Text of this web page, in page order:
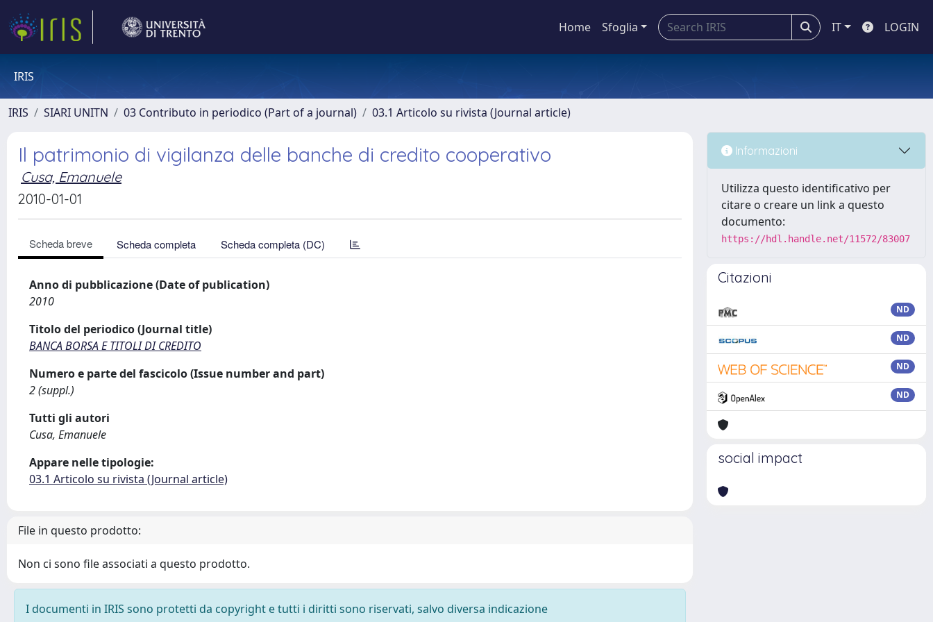
Home Sfoglia IT LOGIN
IRIS
IRIS SIARI UNITN 03 Contributo in periodico (Part of a journal) 03.1 Articolo su rivista (Journal article)
Il patrimonio di vigilanza delle banche di credito cooperativo
Cusa, Emanuele
2010-01-01
Scheda breve Scheda completa Scheda completa (DC)
Anno di pubblicazione (Date of publication)
2010
Titolo del periodico (Journal title)
BANCA BORSA E TITOLI DI CREDITO
Numero e parte del fascicolo (Issue number and part)
2 (suppl.)
Tutti gli autori
Cusa, Emanuele
Appare nelle tipologie:
03.1 Articolo su rivista (Journal article)
File in questo prodotto:
Non ci sono file associati a questo prodotto.
I documenti in IRIS sono protetti da copyright e tutti i diritti sono riservati, salvo diversa indicazione
Informazioni
Utilizza questo identificativo per
citare o creare un link a questo
documento:
https://hdl.handle.net/11572/83007
Citazioni
ND
ND
ND
ND
social impact